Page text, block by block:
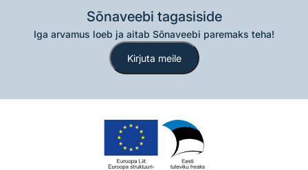
Sõnaveebi tagasiside
Iga arvamus loeb ja aitab Sõnaveebi paremaks teha!
Kirjuta meile